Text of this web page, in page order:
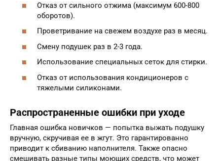
Отказ от сильного отжима (максимум 600-800
оборотов).
Проветривание на свежем воздухе раз в месяц.
Смену подушек раз в 2-3 года.
Использование специальных сеток для стирки.
Отказ от использования кондиционеров с
тяжелыми силиконами.
Распространенные ошибки при уходе
Главная ошибка новичков — попытка выжать подушку
вручную, скручивая ее в жгут. Это гарантированно
приводит к сбиванию наполнителя. Также опасно
смешивать разные типы моющих средств, что может